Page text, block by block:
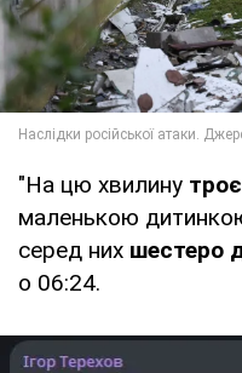
"На цю хвилину
маленькою
серед них шестеро
о 06:24.